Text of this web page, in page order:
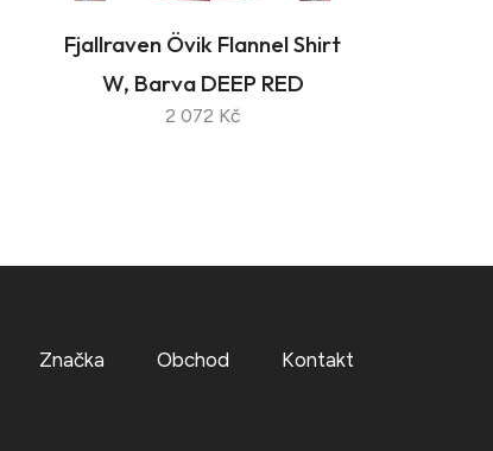
Fjallraven Övik Flannel Shirt
W, Barva DEEP RED
2 072 Kč
Značka Obchod Kontakt